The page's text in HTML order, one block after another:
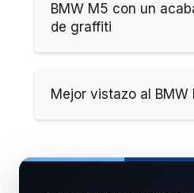
BMW M5 con un
de graffiti
Mejor vistazo al BMW